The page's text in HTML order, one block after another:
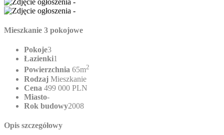
Mieszkanie 3 pokojowe
Pokoje3
Łazienki1
Powierzchnia 65m2
Rodzaj Mieszkanie
Cena 499 000 PLN
Miasto-
Rok budowy2008
Opis szczegółowy